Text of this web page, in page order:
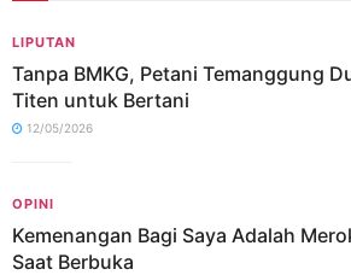
LIPUTAN
Tanpa BMKG, Petani Temanggung
Titen untuk Bertani
12/05/2026
OPINI
Kemenangan Bagi Saya Adalah
Saat Berbuka